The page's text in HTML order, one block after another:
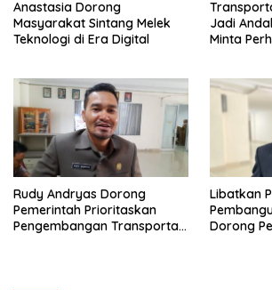
Anastasia Dorong
Masyarakat Sintang Melek
Teknologi di Era Digital
Jadi
Minta
Rudy Andryas Dorong
Pemerintah Prioritaskan
Pengembangan Transportasi
Libatkan
Dorong